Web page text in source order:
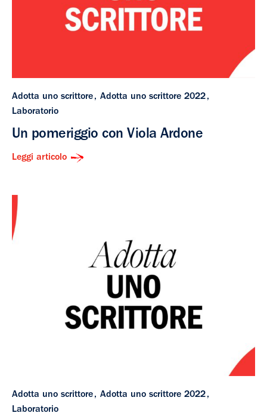
Adotta uno scrittore
Adotta uno scrittore 2022
Laboratorio
Un pomeriggio con Viola Ardone
Leggi articolo
Adotta uno scrittore
Adotta uno scrittore 2022
Laboratorio